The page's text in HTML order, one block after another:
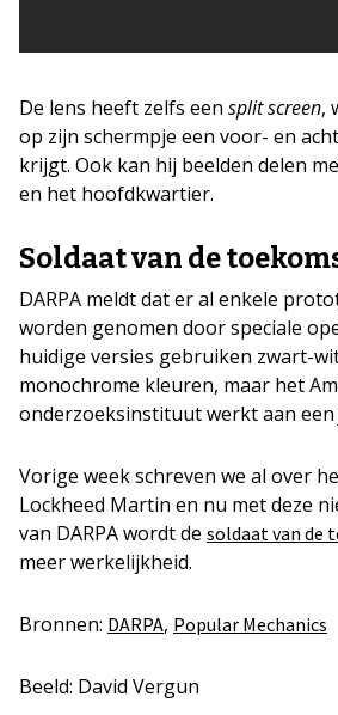
De lens heeft zelfs een split screen,
op zijn schermpje een voor- en
krijgt. Ook kan hij beelden delen
en het hoofdkwartier.
Soldaat van de
DARPA meldt dat er al enkele
worden genomen door speciale
huidige versies gebruiken zwart-
monochrome kleuren, maar het
onderzoeksinstituut werkt aan een
Vorige week schreven we al over
Lockheed Martin en nu met deze
van DARPA wordt de soldaat van de
meer werkelijkheid.
Bronnen: DARPA, Popular Mechanics
Beeld: David Vergun